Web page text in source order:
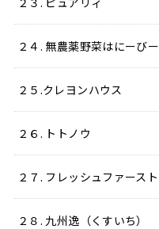
２４. 無農薬野菜はにーびー
２５.クレヨンハウス
２６. トトノウ
２７. フレッシュファースト
２８. 九州逸（くすいち）